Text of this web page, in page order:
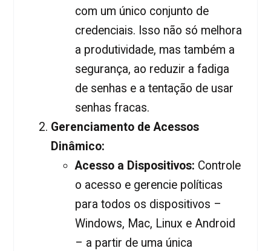
com um único conjunto de
credenciais. Isso não só melhora
a produtividade, mas também a
segurança, ao reduzir a fadiga
de senhas e a tentação de usar
senhas fracas.
Gerenciamento de Acessos
Dinâmico:
Acesso a Dispositivos: Controle
o acesso e gerencie políticas
para todos os dispositivos –
Windows, Mac, Linux e Android
– a partir de uma única